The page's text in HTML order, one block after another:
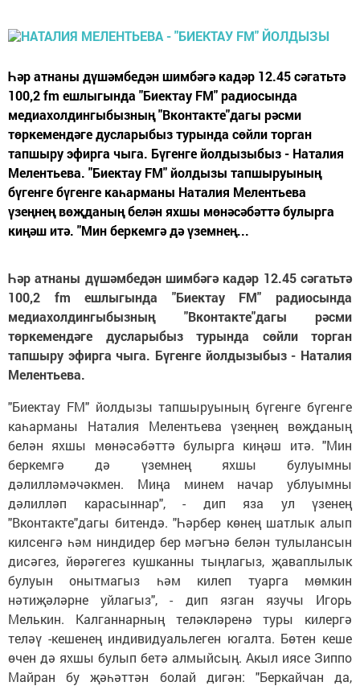
Һәр атнаны дүшәмбедән шимбәгә кадәр 12.45 сәгатьтә
100,2 fm ешлыгында "Биектау FM" радиосында
медиахолдингыбызның "Вконтакте"дагы рәсми
төркемендәге дусларыбыз турында сөйли торган
тапшыру эфирга чыга. Бүгенге йолдызыбыз - Наталия
Мелентьева. "Биектау FM" йолдызы тапшыруының
бүгенге бүгенге каһарманы Наталия Мелентьева
үзеңнең вөҗданың белән яхшы мөнәсәбәттә булырга
киңәш итә. "Мин беркемгә дә үземнең...
Һәр атнаны дүшәмбедән шимбәгә кадәр 12.45 сәгатьтә
100,2 fm ешлыгында "Биектау FM" радиосында
медиахолдингыбызның "Вконтакте"дагы рәсми
төркемендәге дусларыбыз турында сөйли торган
тапшыру эфирга чыга. Бүгенге йолдызыбыз - Наталия
Мелентьева.
"Биектау FM" йолдызы тапшыруының бүгенге бүгенге
каһарманы Наталия Мелентьева үзеңнең вөҗданың
белән яхшы мөнәсәбәттә булырга киңәш итә. "Мин
беркемгә дә үземнең яхшы булуымны
дәлилләмәчәкмен. Миңа минем начар ублуымны
дәлилләп карасыннар", - дип яза ул үзенең
"Вконтакте"дагы битендә. "Һәрбер көнең шатлык алып
килсенгә һәм ниндидер бер мәгънә белән тулылансын
дисәгез, йөрәгегез кушканны тыңлагыз, җаваплылык
булуын онытмагыз һәм килеп туарга мөмкин
нәтиҗәләрне уйлагыз", - дип язган язучы Игорь
Мелькин. Калганнарның теләкләренә туры килергә
теләү -кешенең индивидуальлеген югалта. Бөтен кеше
өчен дә яхшы булып бетә алмыйсың. Акыл иясе Зиппо
Майран бу җәһәттән болай дигән: "Беркайчан да,